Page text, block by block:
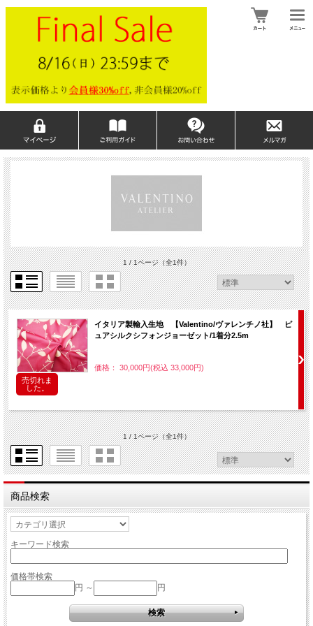
1 / 1ページ（全1件）
イタリア製輸入生地 【Valentino/ヴァレンチノ社】 ピ
ュアシルクシフォンジョーゼット/1着分2.5m
価格： 30,000円(税込 33,000円)
売切れま
した。
1 / 1ページ（全1件）
商品検索
キーワード検索
価格帯検索
円 ～
円